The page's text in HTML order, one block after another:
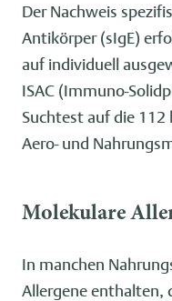
Der Nachweis
Antikörper (sIgE)
auf individuell
ISAC (Immuno-
Suchtest auf die
Aero- und
Molekulare
In manchen
Allergene enthalten,